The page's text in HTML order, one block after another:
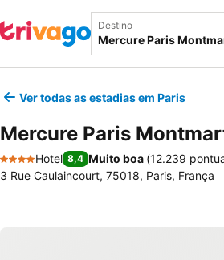
Destino
Ver todas as estadias em Paris
Mercure Paris
4 Estrelas
Hotel 8,4 Muito boa (12.239
3 Rue Caulaincourt, 75018, Paris, França